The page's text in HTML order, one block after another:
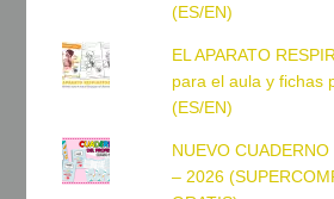
(ES/EN)
EL APARATO
para el aula y fichas
(ES/EN)
NUEVO
– 2026